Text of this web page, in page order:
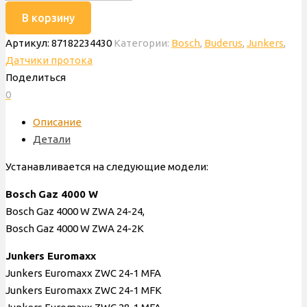
протока
Bosch
Gaz
4000,
042/052,
аналог,
87170021320А,
19928570А
В корзину
Артикул: 87182234430 Категории: Bosch, Buderus, Junkers,
Датчики протока
Поделиться
0
Описание
Детали
Устанавливается на следующие модели:
Bosch Gaz 4000 W
Bosch Gaz 4000 W ZWA 24-24,
Bosch Gaz 4000 W ZWA 24-2К
Junkers Euromaxx
Junkers Euromaxx ZWC 24-1 MFA
Junkers Euromaxx ZWC 24-1 MFK